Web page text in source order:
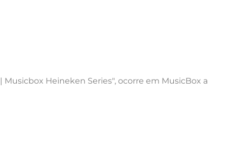
Musicbox Heineken Series", ocorre em MusicBox a